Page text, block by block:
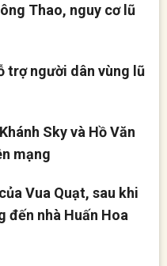
Thao, nguy cơ lũ
trợ người dân vùng lũ
Sky và Hồ Văn
mạng
Vua Quạt, sau khi
đến nhà Huấn Hoa